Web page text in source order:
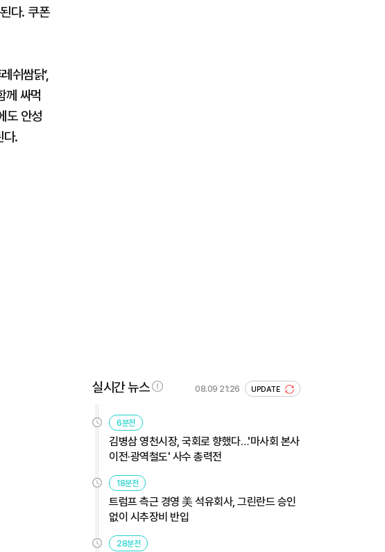
다. 쿠폰
쉬쌈닭’,
께 싸먹
도 안성
다.
실시간 뉴스 08.09 21:26 UPDATE
6분전
김병삼 영천시장, 국회로 향했다…'마사회 본사
이전·광역철도' 사수 총력전
18분전
트럼프 측근 경영 美 석유회사, 그린란드 승인
없이 시추장비 반입
28분전